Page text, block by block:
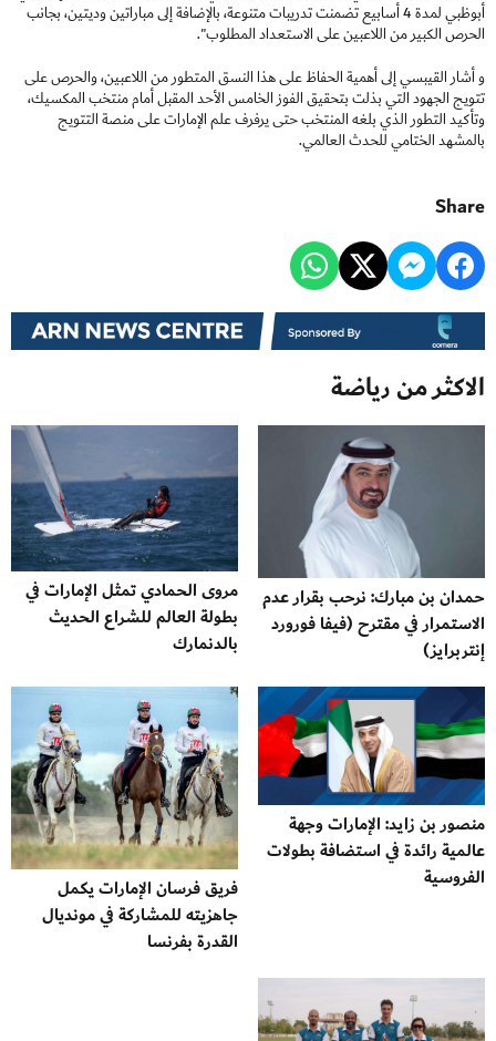
أبوظبي لمدة 4 أسابيع تضمنت تدريبات متنوعة، بالإضافة إلى مباراتين وديتين، بجانب
الحرص الكبير من اللاعبين على الاستعداد المطلوب".
و أشار القيبسي إلى أهمية الحفاظ على هذا النسق المتطور من اللاعبين، والحرص على
تتويج الجهود التي بذلت بتحقيق الفوز الخامس الأحد المقبل أمام منتخب المكسيك،
وتأكيد التطور الذي بلغه المنتخب حتى يرفرف علم الإمارات على منصة التتويج
بالمشهد الختامي للحدث العالمي.
Share
الاكثر من رياضة
حمدان بن مبارك: نرحب بقرار عدم
الاستمرار في مقترح (فيفا فورورد
إنتربرايز)
مروى الحمادي تمثل الإمارات في
بطولة العالم للشراع الحديث
بالدنمارك
منصور بن زايد: الإمارات وجهة
عالمية رائدة في استضافة بطولات
الفروسية
فريق فرسان الإمارات يكمل
جاهزيته للمشاركة في مونديال
القدرة بفرنسا